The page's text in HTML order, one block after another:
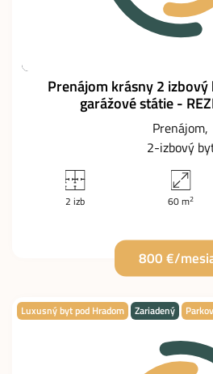
Prenájom krásny 2
garážové státie -
Prenájom
2-izbový
2 izb 60 m2
800 €/
Luxusný byt pod Hradom Zariadený